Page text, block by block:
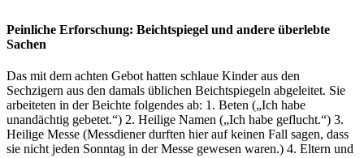
Peinliche Erforschung: Beichtspiegel und andere überlebte
Sachen
Das mit dem achten Gebot hatten schlaue Kinder aus den
Sechzigern aus den damals üblichen Beichtspiegeln abgeleitet. Sie
arbeiteten in der Beichte folgendes ab: 1. Beten („Ich habe
unandächtig gebetet.“) 2. Heilige Namen („Ich habe geflucht.“) 3.
Heilige Messe (Messdiener durften hier auf keinen Fall sagen, dass
sie nicht jeden Sonntag in der Messe gewesen waren.) 4. Eltern und